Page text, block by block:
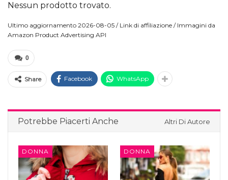
Nessun prodotto trovato.
Ultimo aggiornamento 2026-08-05 / Link di affiliazione / Immagini da
Amazon Product Advertising API
0
Share Facebook WhatsApp
Potrebbe Piacerti Anche Altri Di Autore
DONNA DONNA